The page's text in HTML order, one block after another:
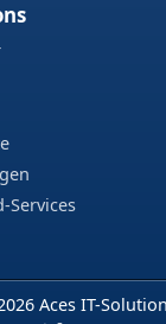
Services
Aces IT-